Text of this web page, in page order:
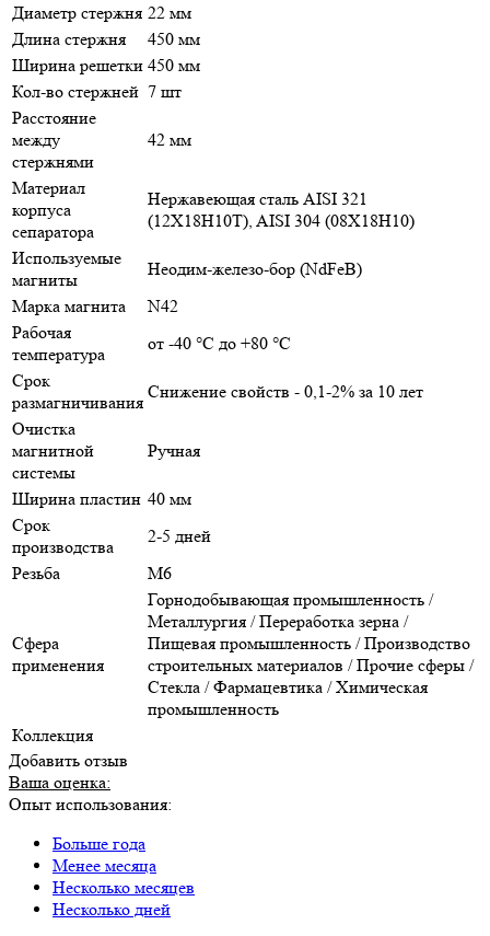
Диаметр стержня 22 мм
Длина стержня
450 мм
Ширина решетки 450 мм
Кол-во стержней 7 шт
Расстояние
между
стержнями
42 мм
Материал
корпуса
сепаратора
Нержавеющая сталь AISI 321
(12Х18Н10Т), AISI 304 (08Х18Н10)
Используемые
магниты
Неодим-железо-бор (NdFeB)
Марка магнита
N42
Рабочая
температура
от -40 °С до +80 °С
Срок
размагничивания
Снижение свойств - 0,1-2% за 10 лет
Очистка
магнитной
системы
Ручная
Ширина пластин 40 мм
Срок
производства
2-5 дней
Резьба
М6
Сфера
применения
Горнодобывающая промышленность /
Металлургия / Переработка зерна /
Пищевая промышленность / Производство
строительных материалов / Прочие сферы /
Стекла / Фармацевтика / Химическая
промышленность
Коллекция
Добавить отзыв
Ваша оценка:
Опыт использования:
Больше года
Менее месяца
Несколько месяцев
Несколько дней